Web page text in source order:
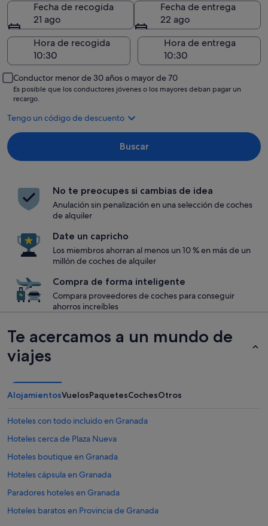
Fecha de recogida
21 ago
Fecha de entrega
22 ago
Hora de recogida
Hora de entrega
Conductor menor de 30 años o mayor de 70
Es posible que los conductores jóvenes o los mayores deban pagar un
recargo.
Tengo un código de descuento
Buscar
No te preocupes si cambias de idea
Anulación sin penalización en una selección de coches
de alquiler
Date un capricho
Los miembros ahorran al menos un 10 % en más de un
millón de coches de alquiler
Compra de forma inteligente
Compara proveedores de coches para conseguir
ahorros increíbles
Te acercamos a un mundo de
viajes
AlojamientosVuelosPaquetesCochesOtros
Hoteles con todo incluido en Granada
Hoteles cerca de Plaza Nueva
Hoteles boutique en Granada
Hoteles cápsula en Granada
Paradores hoteles en Granada
Hoteles baratos en Provincia de Granada